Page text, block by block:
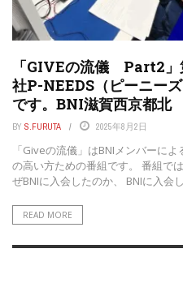
「GIVEの流儀 Part2」
社P-NEEDS（ピーニー
です。BNI滋賀西京都
BY S.FURUTA 2025年8月2日
「Giveの流儀」はBNIメンバーに
の高い方ための番組です。 番組で
ぜBNIに入会したのか、 BNIに入会
READ MORE